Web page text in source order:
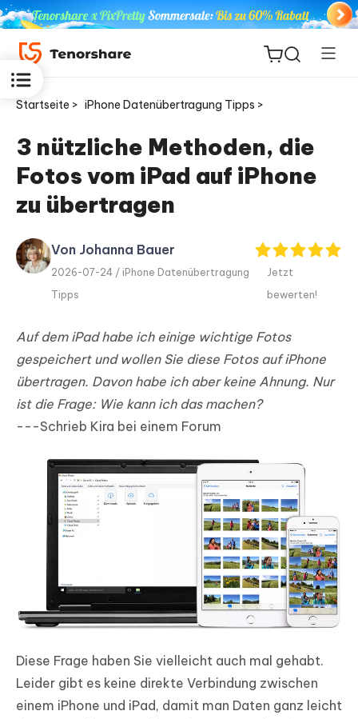
ReiBoot
for iOS
PDNob
PDF
Editor
Neu
Startseite > iPhone Datenübertragung Tipps >
3 nützliche Methoden, die
Fotos vom iPad auf iPhone
zu übertragen
Von Johanna Bauer
2026-07-24 / iPhone Datenübertragung
Tipps
Jetzt
bewerten!
Auf dem iPad habe ich einige wichtige Fotos
gespeichert und wollen Sie diese Fotos auf iPhone
übertragen. Davon habe ich aber keine Ahnung. Nur
ist die Frage: Wie kann ich das machen?
---Schrieb Kira bei einem Forum
Diese Frage haben Sie vielleicht auch mal gehabt.
Leider gibt es keine direkte Verbindung zwischen
einem iPhone und iPad, damit man Daten ganz leicht